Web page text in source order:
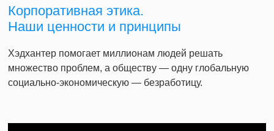
Корпоративная этика.
Наши ценности и принципы
Хэдхантер помогает миллионам людей решать
множество проблем, а обществу — одну глобальную
социально-экономическую — безработицу.